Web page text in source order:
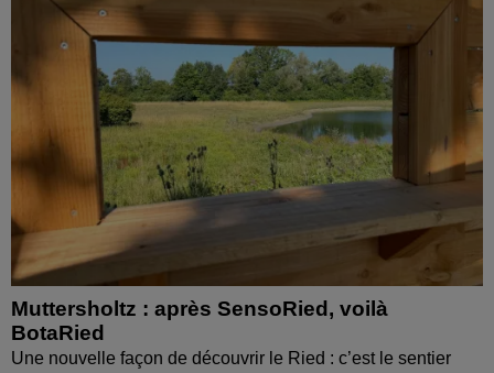
Muttersholtz : après SensoRied, voilà
BotaRied
Une nouvelle façon de découvrir le Ried : c’est le sentier